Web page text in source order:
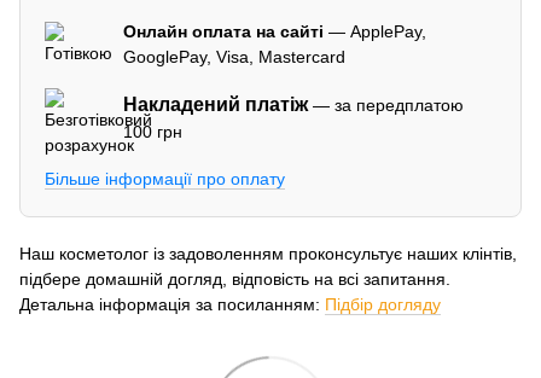
Онлайн оплата на сайті — ApplePay,
GooglePay, Visa, Mastercard
Накладений платіж— за передплатою
100 грн
Більше інформації про оплату
Наш косметолог із задоволенням проконсультує наших клінтів,
підбере домашній догляд, відповість на всі запитання.
Детальна інформація за посиланням: Підбір догляду